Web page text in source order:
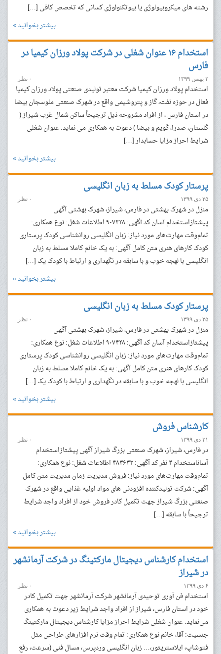
رشته های میکروبیولوژی یا بیوتکنولوژی کسانی که تخصص کافی […]
بیشتر بخوانید »
استخدام ۱۶ عنوان شغلی در شرکت پولاد ورزان کیمیا در
فارس
۲ بهمن ۱۳۹۹ ۰ نظر
استخدام پولاد ورزان کیمیا شرکت معتبر تولیدی صنعتی پولاد ورزان کیمیا
فعال در حوزه نفت، گاز و پتروشیمی واقع در شهرک صنعتی ملوسجان بیضا
در استان فارس ، از افراد مشروحه ذیل ترجیحاً ساکن شمال غرب شیراز (
گلستان، صدرا، گویم و بیضا ) دعوت به همکاری می نماید. عنوان شغلی
شرایط احراز مزایا حسابدار […]
بیشتر بخوانید »
پرستار کودک مسلط به زبان انگلیسی
۲۵ دی ۱۳۹۹ ۰ نظر
منزل در شهرک بهشتی در فارس، شیراز، شهرک بهشتی آگهی
پیشتازاستخدام آسان کد آگهی: ۹۰۷۴۲۸ اطلاعات شغل: نوع همکاری:
تمام‌وقت مهارت‌های مورد نیاز: زبان انگلیسی روانشناسی کودک پرستاری
کودک کارهای هنری متن کامل آگهی: به یک خانم کاملا مسلط به زبان
انگلیسی با لهجه خوب و با سابقه در نگهداری و ارتباط با کودک یک […]
بیشتر بخوانید »
پرستار کودک مسلط به زبان انگلیسی
۲۵ دی ۱۳۹۹ ۰ نظر
منزل در شهرک بهشتی در فارس، شیراز، شهرک بهشتی آگهی
پیشتازاستخدام آسان کد آگهی: ۹۰۷۴۲۸ اطلاعات شغل: نوع همکاری:
تمام‌وقت مهارت‌های مورد نیاز: زبان انگلیسی روانشناسی کودک پرستاری
کودک کارهای هنری متن کامل آگهی: به یک خانم کاملا مسلط به زبان
انگلیسی با لهجه خوب و با سابقه در نگهداری و ارتباط با کودک یک […]
بیشتر بخوانید »
کارشناس فروش
۲۱ دی ۱۳۹۹ ۰ نظر
در فارس، شیراز، شهرک صنعتی بزرگ شیراز آگهی پیشتازاستخدام
آساناستخدام ۴ نفر کد آگهی: ۴۸۳۶۳۳ اطلاعات شغل: نوع همکاری:
تمام‌وقت مهارت‌های مورد نیاز: فروش مدیریت زمان مدیریت متن کامل
آگهی: شرکت تولیدکننده افزودنی های مواد اولیه غذایی واقع در شهرک
صنعتی بزرگ شیراز جهت تکمیل کادر فروش خود از افراد واجد شرایط
ترجیحاً با سابقه […]
بیشتر بخوانید »
استخدام کارشناس دیجیتال مارکتینگ در شرکت آرمانشهر
در شیراز
۶ دی ۱۳۹۹ ۰ نظر
استخدام فن آوری توحیدی آرمانشهر شرکت آرمانشهر جهت تکمیل کادر
خود در استان‌ فارس، شیراز از افراد واجد شرایط زیر دعوت به همکاری
می‌نماید. عنوان شغلی شرایط احراز مزایا کارشناس دیجیتال مارکتینگ
جنسیت: آقا، خانم نوع همکاری: تمام وقت نرم افزارهای طراحی مثل
فتوشاپ، ایلاستریتور،… زبان انگلیسی وردپرس، مسال فنی (سرعت، رفع